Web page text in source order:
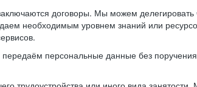
договоры. Мы можем делегировать
необходимым уровнем знаний или
персональные данные без